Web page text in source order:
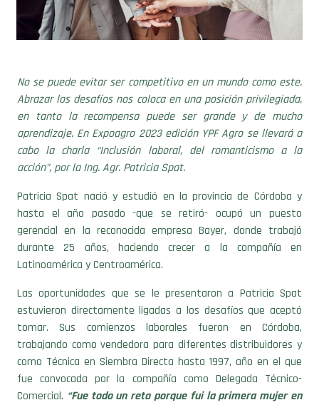
No se puede evitar ser competitivo en un mundo como este.
Abrazar los desafíos nos coloca en una posición privilegiada,
en tanto la recompensa puede ser grande y de mucho
aprendizaje. En Expoagro 2023 edición YPF Agro se llevará a
cabo la charla “Inclusión laboral, del romanticismo a la
acción”, por la Ing. Agr. Patricia Spat.
Patricia Spat nació y estudió en la provincia de Córdoba y
hasta el año pasado -que se retiró- ocupó un puesto
gerencial en la reconocida empresa Bayer, donde trabajó
durante 25 años, haciendo crecer a la compañía en
Latinoamérica y Centroamérica.
Las oportunidades que se le presentaron a Patricia Spat
estuvieron directamente ligadas a los desafíos que aceptó
tomar. Sus comienzos laborales fueron en Córdoba,
trabajando como vendedora para diferentes distribuidores y
como Técnica en Siembra Directa hasta 1997, año en el que
fue convocada por la compañía como Delegada Técnico-
Comercial. “Fue todo un reto porque fui la primera mujer en